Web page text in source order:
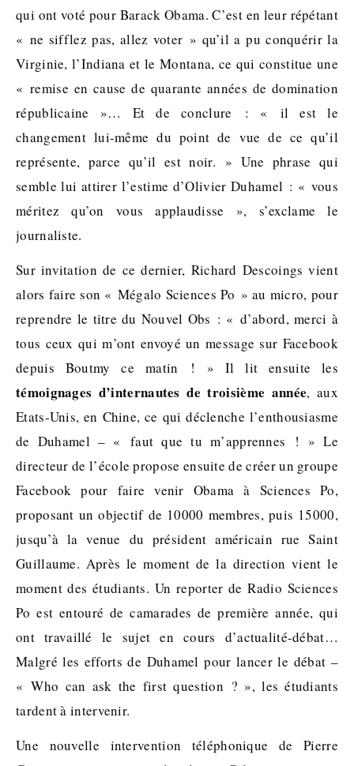
qui ont voté pour Barack Obama. C’est en leur répétant
« ne sifflez pas, allez voter » qu’il a pu conquérir la
Virginie, l’Indiana et le Montana, ce qui constitue une
« remise en cause de quarante années de domination
républicaine »… Et de conclure : « il est le
changement lui-même du point de vue de ce qu’il
représente, parce qu’il est noir. » Une phrase qui
semble lui attirer l’estime d’Olivier Duhamel : « vous
méritez qu’on vous applaudisse », s’exclame le
journaliste.
Sur invitation de ce dernier, Richard Descoings vient
alors faire son « Mégalo Sciences Po » au micro, pour
reprendre le titre du Nouvel Obs : « d’abord, merci à
tous ceux qui m’ont envoyé un message sur Facebook
depuis Boutmy ce matin ! » Il lit ensuite les
témoignages d’internautes de troisième année, aux
Etats-Unis, en Chine, ce qui déclenche l’enthousiasme
de Duhamel – « faut que tu m’apprennes ! » Le
directeur de l’école propose ensuite de créer un groupe
Facebook pour faire venir Obama à Sciences Po,
proposant un objectif de 10000 membres, puis 15000,
jusqu’à la venue du président américain rue Saint
Guillaume. Après le moment de la direction vient le
moment des étudiants. Un reporter de Radio Sciences
Po est entouré de camarades de première année, qui
ont travaillé le sujet en cours d’actualité-débat…
Malgré les efforts de Duhamel pour lancer le débat –
« Who can ask the first question ? », les étudiants
tardent à intervenir.
Une nouvelle intervention téléphonique de Pierre